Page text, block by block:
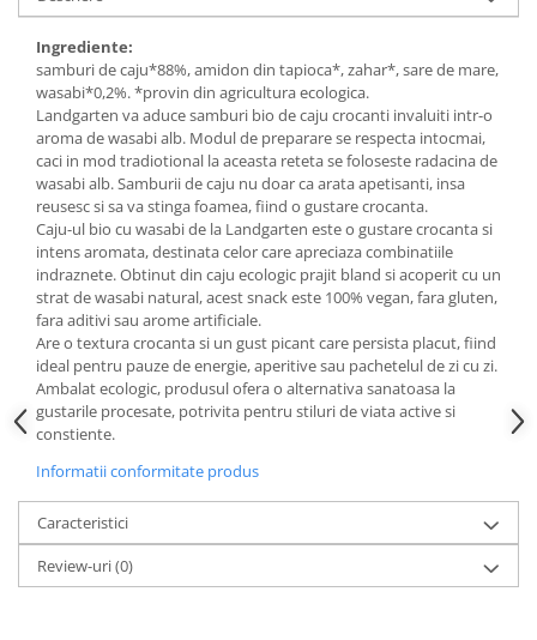
Budinca bio
Indulcitori bio
Inghetata bio si decoratiuni
Ingrediente bio pentru copt
Masline bio si antipasti
Antipasti bio
Masline bio
Pesto bio
Musli si terci
Fulgi din cereale bio
Musli bio
Terci bio
Orez bio si leguminoase
Legume bio
Orez bio
Paste si fidea
Paste bio din emmer
Ingrediente:
samburi de caju*88%, amidon din tapioca*, zahar*, sare de mare,
wasabi*0,2%. *provin din agricultura ecologica.
Landgarten va aduce samburi bio de caju crocanti invaluiti intr-o
aroma de wasabi alb. Modul de preparare se respecta intocmai,
caci in mod tradiotional la aceasta reteta se foloseste radacina de
wasabi alb. Samburii de caju nu doar ca arata apetisanti, insa
reusesc si sa va stinga foamea, fiind o gustare crocanta.
Caju-ul bio cu wasabi de la Landgarten este o gustare crocanta si
intens aromata, destinata celor care apreciaza combinatiile
indraznete. Obtinut din caju ecologic prajit bland si acoperit cu un
strat de wasabi natural, acest snack este 100% vegan, fara gluten,
fara aditivi sau arome artificiale.
Are o textura crocanta si un gust picant care persista placut, fiind
ideal pentru pauze de energie, aperitive sau pachetelul de zi cu zi.
Ambalat ecologic, produsul ofera o alternativa sanatoasa la
gustarile procesate, potrivita pentru stiluri de viata active si
constiente.
Informatii conformitate produs
Caracteristici
Review-uri(0)